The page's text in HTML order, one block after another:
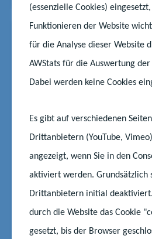
(essenzielle Cookies)
Funktionieren der Website
für die Analyse dieser Website
AWStats für die Auswertung
Dabei werden keine Cookies
Es gibt auf verschiedenen
Drittanbietern (YouTube,
angezeigt, wenn Sie in den
aktiviert werden. Grundsätzlich
Drittanbietern initial
durch die Website das Cookie
gesetzt, bis der Browser
#Lehrkräfte
#Medien
„HubbS“ – Der
berufliche Schulen
Online-Plattform „HubbS –
Schulen“ viele nützliche
und gewinnen Zeit bei der
Ein „Hub“ verbindet in einem